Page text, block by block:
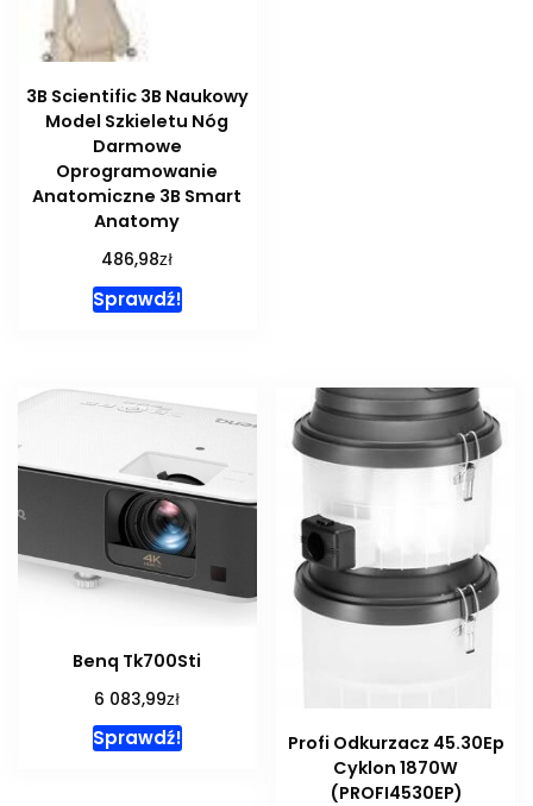
3B Scientific 3B Naukowy
Model Szkieletu Nóg
Darmowe
Oprogramowanie
Anatomiczne 3B Smart
Anatomy
486,98zł
Sprawdź!
Benq Tk700Sti
6 083,99zł
Sprawdź!
Profi Odkurzacz 45.30Ep
Cyklon 1870W
(PROFI4530EP)